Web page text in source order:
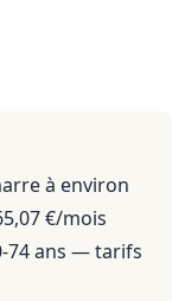
à environ
€/mois
74 ans — tarifs